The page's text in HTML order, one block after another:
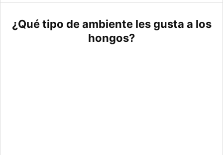
¿Qué tipo de ambiente les gusta a los
hongos?